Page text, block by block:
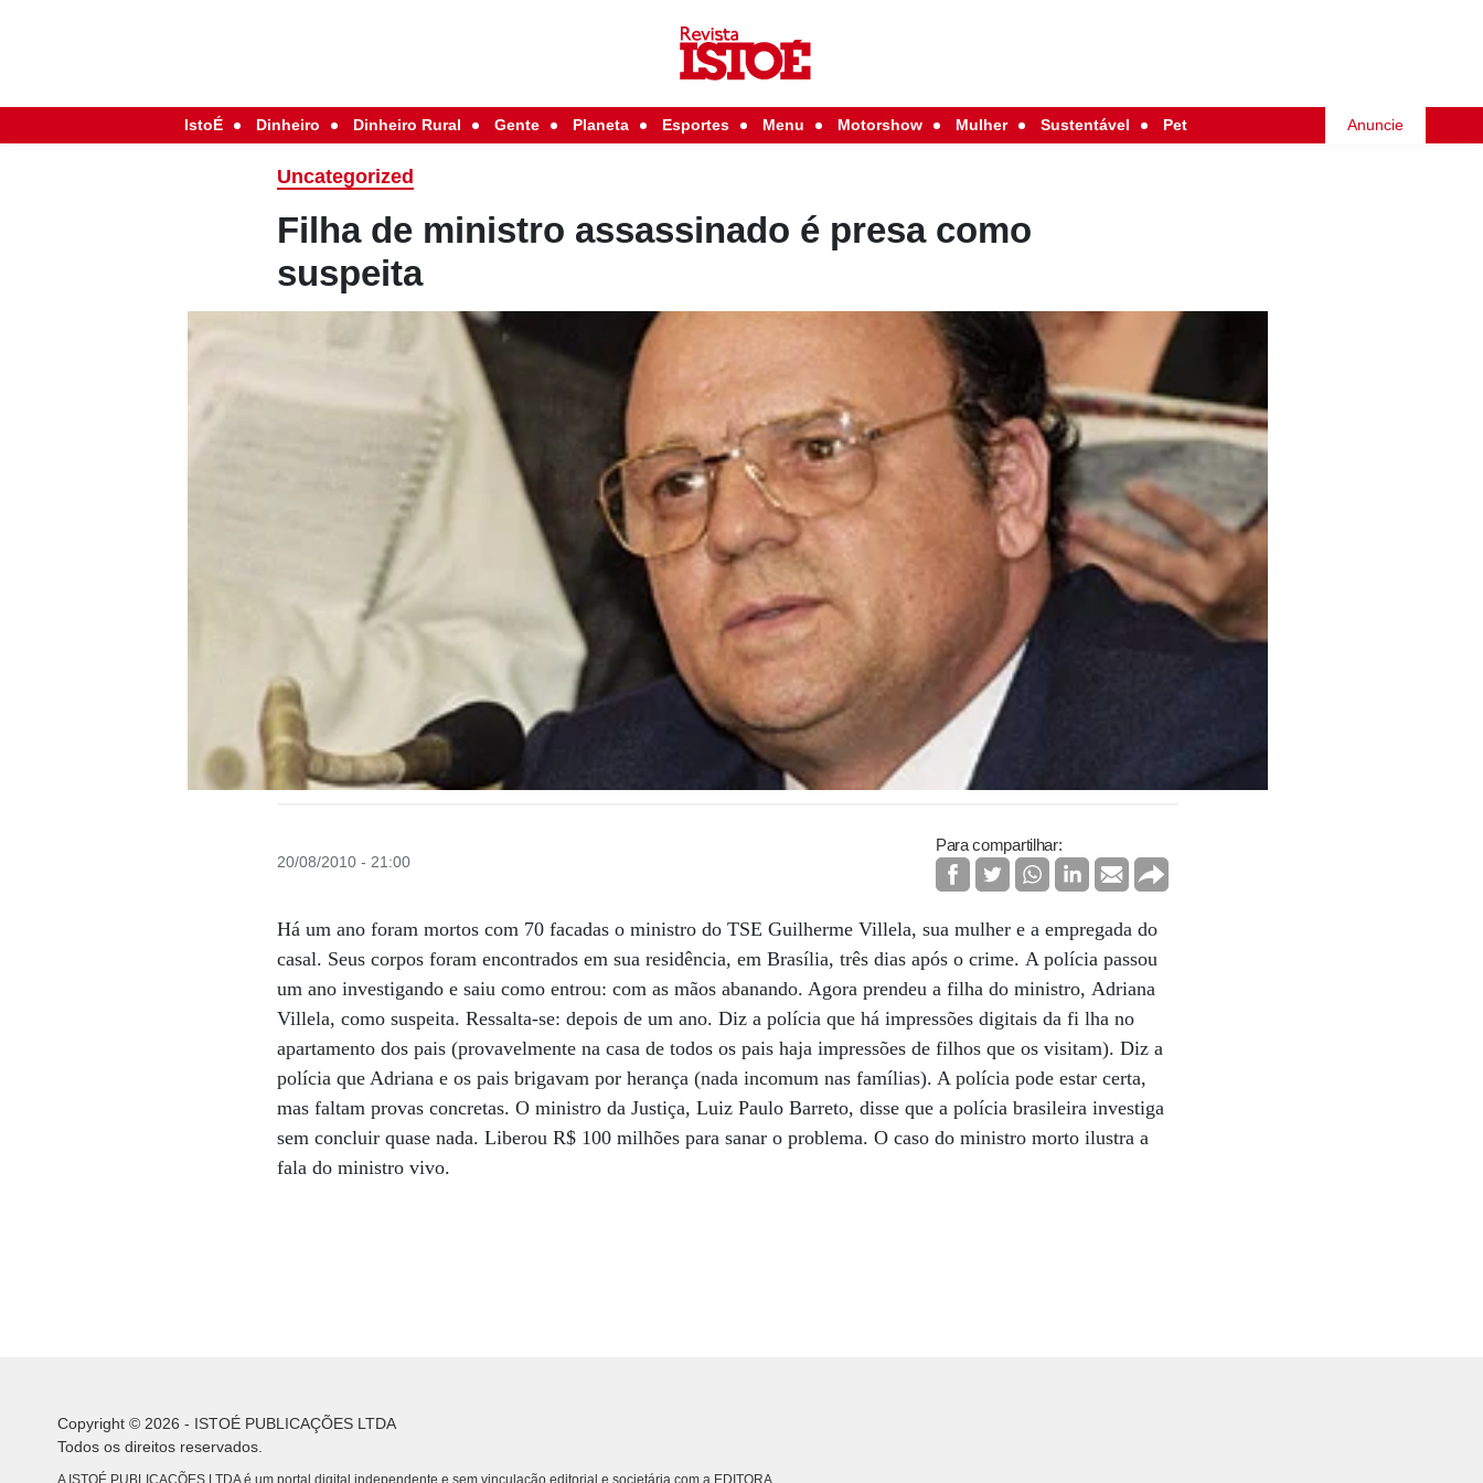
IstoÉ Dinheiro Dinheiro Rural Gente Planeta Esportes Menu Motorshow Mulher Sustentável Pet Anuncie
Uncategorized
Filha de ministro assassinado é presa como
suspeita
20/08/2010 - 21:00
Para compartilhar:
Há um ano foram mortos com 70 facadas o ministro do TSE Guilherme Villela, sua mulher e a empregada do
casal. Seus corpos foram encontrados em sua residência, em Brasília, três dias após o crime. A polícia passou
um ano investigando e saiu como entrou: com as mãos abanando. Agora prendeu a filha do ministro, Adriana
Villela, como suspeita. Ressalta-se: depois de um ano. Diz a polícia que há impressões digitais da fi lha no
apartamento dos pais (provavelmente na casa de todos os pais haja impressões de filhos que os visitam). Diz a
polícia que Adriana e os pais brigavam por herança (nada incomum nas famílias). A polícia pode estar certa,
mas faltam provas concretas. O ministro da Justiça, Luiz Paulo Barreto, disse que a polícia brasileira investiga
sem concluir quase nada. Liberou R$ 100 milhões para sanar o problema. O caso do ministro morto ilustra a
fala do ministro vivo.
Copyright © 2026 - ISTOÉ PUBLICAÇÕES LTDA
Todos os direitos reservados.
A ISTOÉ PUBLICAÇÕES LTDA é um portal digital independente e sem vinculação editorial e societária com a EDITORA